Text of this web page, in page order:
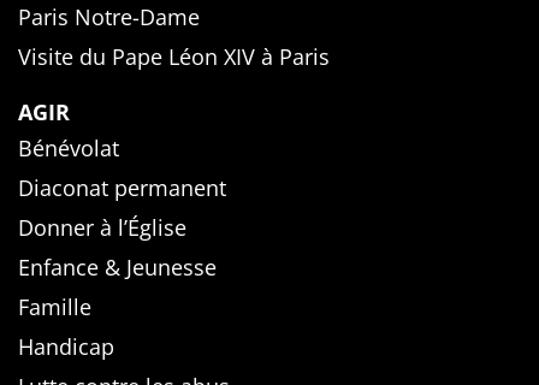
Paris Notre-Dame
Visite du Pape Léon XIV à Paris
AGIR
Bénévolat
Diaconat permanent
Donner à l’Église
Enfance & Jeunesse
Famille
Handicap